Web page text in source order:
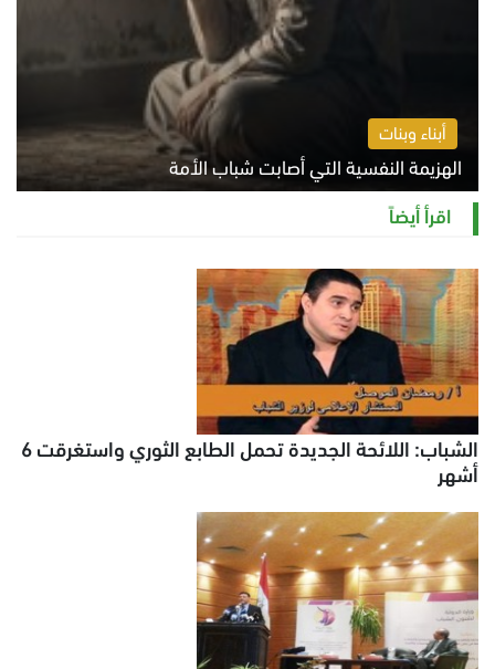
أبناء وبنات
الهزيمة النفسية التي أصابت شباب الأمة
الخميس 6 أغسطس 2026 11:12 ص
اقرأ أيضاً
الشباب: اللائحة الجديدة تحمل الطابع الثوري واستغرقت 6
أشهر